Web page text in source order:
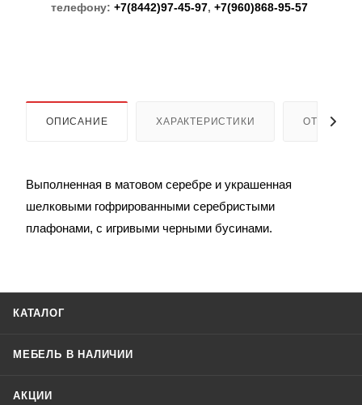
телефону: +7(8442)97-45-97, +7(960)868-95-57
ОПИСАНИЕ ХАРАКТЕРИСТИКИ ОТЗЫВЫ
Выполненная в матовом серебре и украшенная
шелковыми гофрированными серебристыми
плафонами, с игривыми черными бусинами.
КАТАЛОГ
МЕБЕЛЬ В НАЛИЧИИ
АКЦИИ